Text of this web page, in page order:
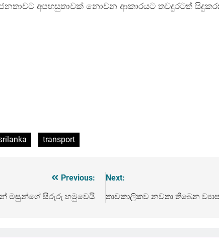
අපහසුතාවක් නොවන ආකාරයට තවදුරටත්
transport
Previous:
මසුන්ගේ සිරුරු හමුවෙයි
Next:
තාවකාලිකව නවතා තිබෙන